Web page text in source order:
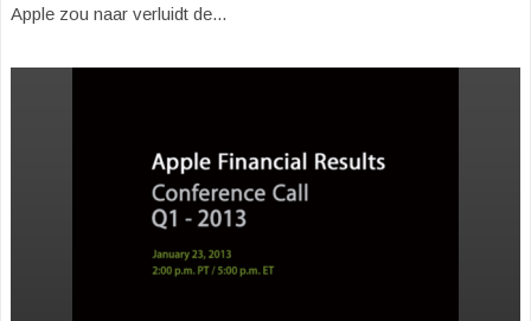
Apple zou naar verluidt de...